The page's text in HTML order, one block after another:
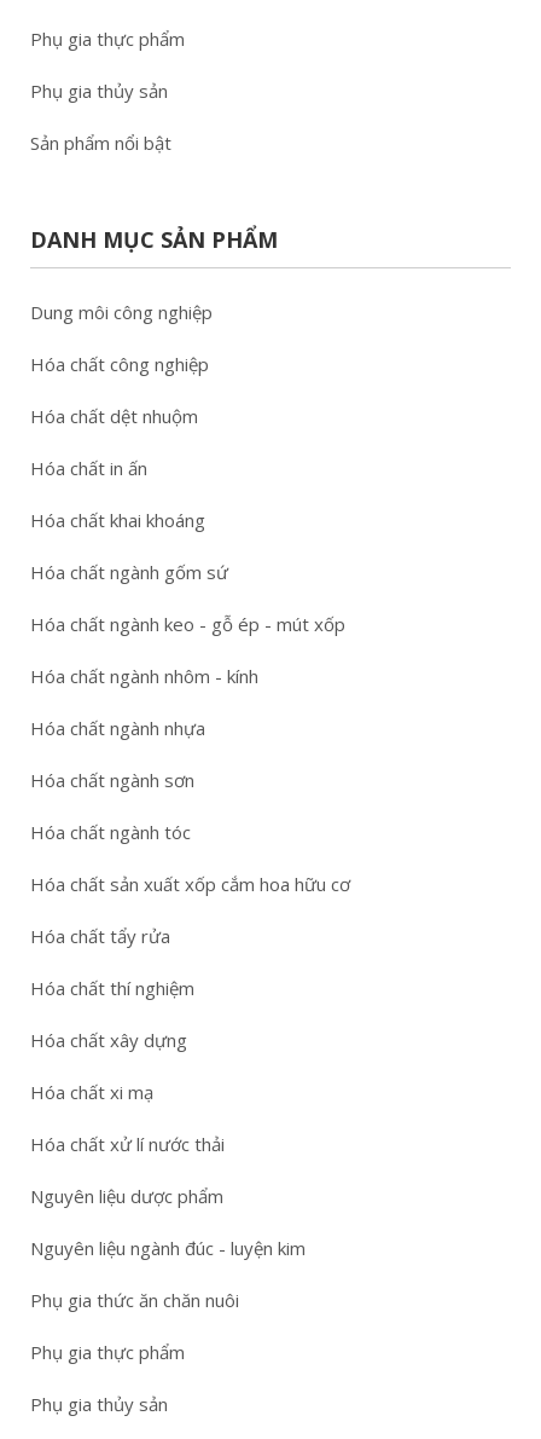
Phụ gia thực phẩm
Phụ gia thủy sản
Sản phẩm nổi bật
DANH MỤC SẢN PHẨM
Dung môi công nghiệp
Hóa chất công nghiệp
Hóa chất dệt nhuộm
Hóa chất in ấn
Hóa chất khai khoáng
Hóa chất ngành gốm sứ
Hóa chất ngành keo - gỗ ép - mút xốp
Hóa chất ngành nhôm - kính
Hóa chất ngành nhựa
Hóa chất ngành sơn
Hóa chất ngành tóc
Hóa chất sản xuất xốp cắm hoa hữu cơ
Hóa chất tẩy rửa
Hóa chất thí nghiệm
Hóa chất xây dựng
Hóa chất xi mạ
Hóa chất xử lí nước thải
Nguyên liệu dược phẩm
Nguyên liệu ngành đúc - luyện kim
Phụ gia thức ăn chăn nuôi
Phụ gia thực phẩm
Phụ gia thủy sản